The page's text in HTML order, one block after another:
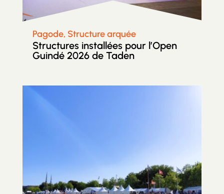
Pagode, Structure arquée
Structures installées pour l’Open
Guindé 2026 de Taden